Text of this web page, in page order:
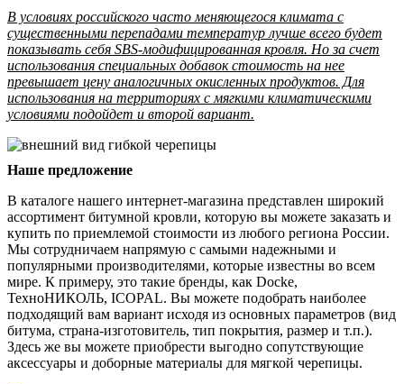
В условиях российского часто меняющегося климата с
существенными перепадами температур лучше всего будет
показывать себя SBS-модифицированная кровля. Но за счет
использования специальных добавок стоимость на нее
превышает цену аналогичных окисленных продуктов. Для
использования на территориях с мягкими климатическими
условиями подойдет и второй вариант.
Наше предложение
В каталоге нашего интернет-магазина представлен широкий
ассортимент битумной кровли, которую вы можете заказать и
купить по приемлемой стоимости из любого региона России.
Мы сотрудничаем напрямую с самыми надежными и
популярными производителями, которые известны во всем
мире. К примеру, это такие бренды, как Docke,
ТехноНИКОЛЬ, ICOPAL. Вы можете подобрать наиболее
подходящий вам вариант исходя из основных параметров (вид
битума, страна-изготовитель, тип покрытия, размер и т.п.).
Здесь же вы можете приобрести выгодно сопутствующие
аксессуары и доборные материалы для мягкой черепицы.